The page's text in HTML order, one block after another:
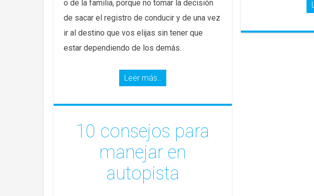
o de la familia, porque no tomar la decisión
de sacar el registro de conducir y de una vez
ir al destino que vos elijas sin tener que
estar dependiendo de los demás.
Leer más..
10 consejos para
manejar en
autopista